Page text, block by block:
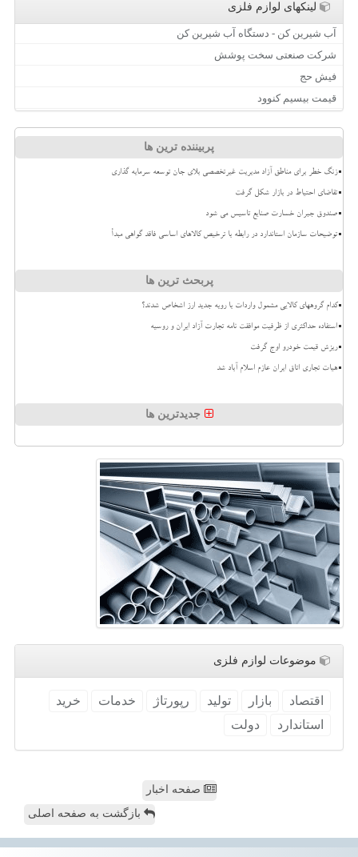
لینکهای لوازم فلزی
آب شیرین کن - دستگاه آب شیرین کن
شرکت صنعتی سخت پوشش
فیش حج
قیمت بیسیم کنوود
پربیننده ترین ها
زنگ خطر برای مناطق آزاد مدیریت غیرتخصصی بلای جان توسعه سرمایه گذاری
تقاضای احتیاط در بازار شکل گرفت
صندوق جبران خسارت صنایع تاسیس می شود
توضیحات سازمان استاندارد در رابطه با ترخیص کالاهای اساسی فاقد گواهی مبدأ
پربحث ترین ها
کدام گروههای کالایی مشمول واردات با رویه جدید ارز اشخاص شدند؟
استفاده حداکثری از ظرفیت موافقت نامه تجارت آزاد ایران و روسیه
ریزش قیمت خودرو اوج گرفت
هیات تجاری اتاق ایران عازم اسلام آباد شد
جدیدترین ها
موضوعات لوازم فلزی
اقتصاد بازار تولید رپورتاژ خدمات
خرید
استاندارد
دولت
صفحه اخبار
بازگشت به صفحه اصلی